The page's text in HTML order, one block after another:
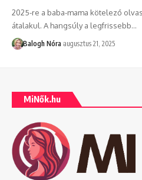
2025-re a baba-mama kötelező
átalakul. A hangsúly a legfrissebb…
Balogh Nóra augusztus 21, 2025
MiNők.hu